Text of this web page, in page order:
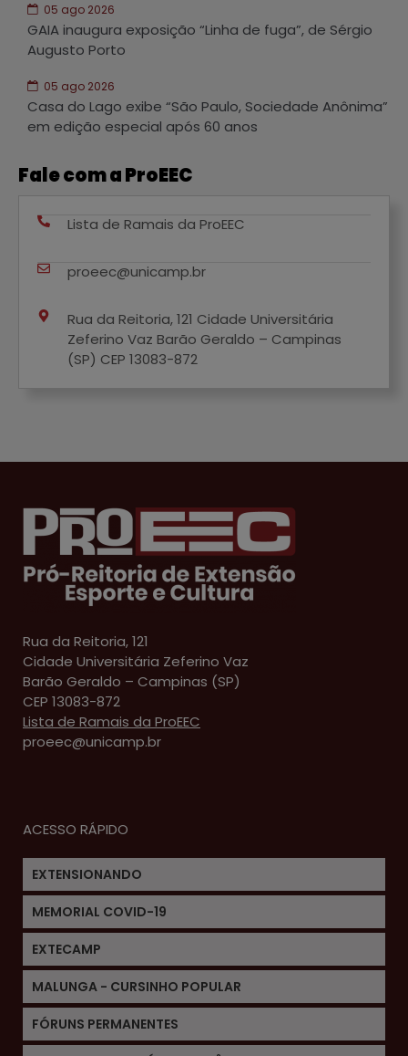
05 ago 2026
GAIA inaugura exposição “Linha de fuga”, de Sérgio
Augusto Porto
05 ago 2026
Casa do Lago exibe “São Paulo, Sociedade Anônima”
em edição especial após 60 anos
Fale com a ProEEC
Lista de Ramais da ProEEC
proeec@unicamp.br
Rua da Reitoria, 121 Cidade Universitária
Zeferino Vaz Barão Geraldo – Campinas
(SP) CEP 13083-872
Rua da Reitoria, 121
Cidade Universitária Zeferino Vaz
Barão Geraldo – Campinas (SP)
CEP 13083-872
Lista de Ramais da ProEEC
proeec@unicamp.br
ACESSO RÁPIDO
EXTENSIONANDO
MEMORIAL COVID-19
EXTECAMP
MALUNGA - CURSINHO POPULAR
FÓRUNS PERMANENTES